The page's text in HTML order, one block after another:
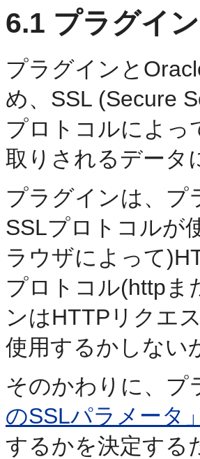
6.1 プラグイ
プラグインと
め、SSL (Secure
プロトコルによっ
取りされるデータ
プラグインは、プ
SSLプロトコルが
ラウザによって
プロトコル(httpま
ンはHTTPリクエ
使用するかしない
そのかわりに、プ
のSSLパラメータ」
するかを決定する